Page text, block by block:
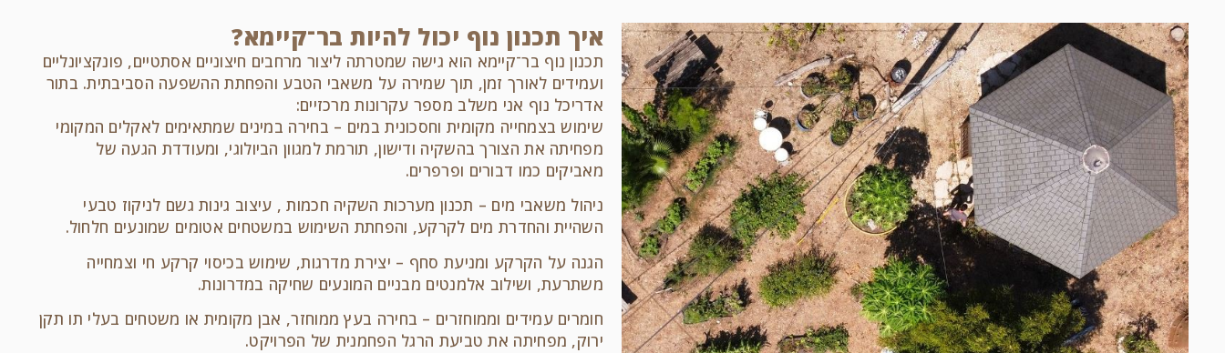
איך תכנון נוף יכול להיות בר־קיימא?
תכנון נוף בר־קיימא הוא גישה שמטרתה ליצור מרחבים חיצוניים אסתטיים, פונקציונליים
ועמידים לאורך זמן, תוך שמירה על משאבי הטבע והפחתת ההשפעה הסביבתית. בתור
אדריכל נוף אני משלב מספר עקרונות מרכזיים:
שימוש בצמחייה מקומית וחסכונית במים – בחירה במינים שמתאימים לאקלים המקומי
מפחיתה את הצורך בהשקיה ודישון, תורמת למגוון הביולוגי, ומעודדת הגעה של
מאביקים כמו דבורים ופרפרים.
ניהול משאבי מים – תכנון מערכות השקיה חכמות , עיצוב גינות גשם לניקוז טבעי
השהיית והחדרת מים לקרקע, והפחתת השימוש במשטחים אטומים שמונעים חלחול.
הגנה על הקרקע ומניעת סחף – יצירת מדרגות, שימוש בכיסוי קרקע חי וצמחייה
משתרעת, ושילוב אלמנטים מבניים המונעים שחיקה במדרונות.
חומרים עמידים וממוחזרים – בחירה בעץ ממוחזר, אבן מקומית או משטחים בעלי תו תקן
ירוק, מפחיתה את טביעת הרגל הפחמנית של הפרויקט.